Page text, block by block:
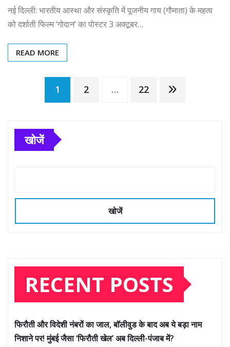
नई दिल्ली: भारतीय आस्था और संस्कृति में पूजनीय गाय (गौमाता) के महत्व
को दर्शाती फिल्म ‘गोदान’ का पोस्टर 3 अक्टूबर…
READ MORE
Posts
pagination
1 2 … 22
खोजें
खोजें
RECENT POSTS
फिरौती और विदेशी नंबरों का जाल, बॉलीवुड के बाद अब ये बड़ा नाम
निशाने पर! मुंबई जैसा ‘फिरौती खेल’ अब दिल्ली-पंजाब में?